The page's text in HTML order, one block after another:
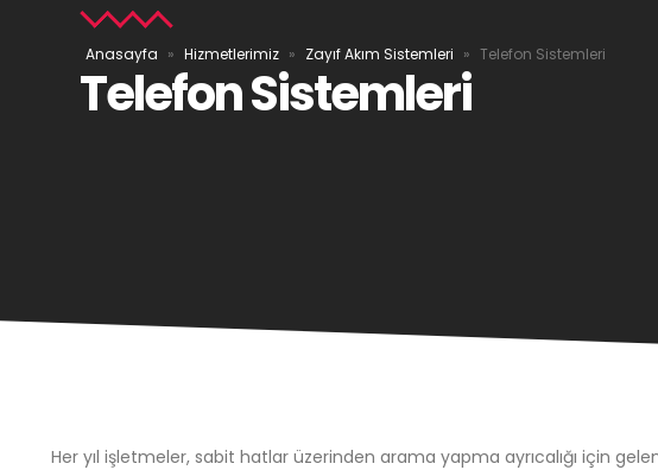
Anasayfa » Hizmetlerimiz » Zayıf Akım Sistemleri » Telefon Sistemleri
Telefon Sistemleri
Her yıl işletmeler, sabit hatlar üzerinden arama yapma ayrıcalığı için